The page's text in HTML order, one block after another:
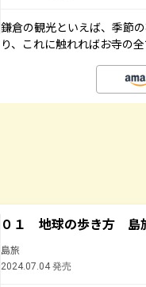
鎌倉の観光といえば、季節
り、これに触れればお寺の
０１ 地球の歩き方
島旅
2024.07.04 発売